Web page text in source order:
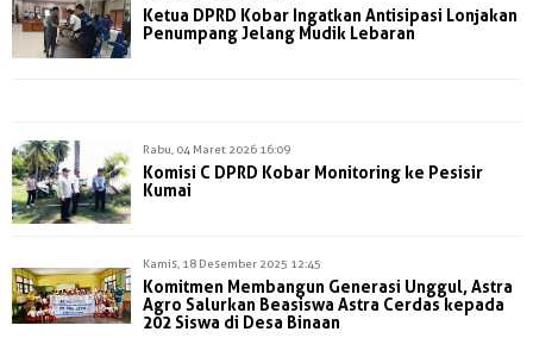
Ketua DPRD Kobar Ingatkan Antisipasi Lonjakan
Penumpang Jelang Mudik Lebaran
Rabu, 04 Maret 2026 16:09
Komisi C DPRD Kobar Monitoring ke Pesisir
Kumai
Kamis, 18 Desember 2025 12:45
Komitmen Membangun Generasi Unggul, Astra
Agro Salurkan Beasiswa Astra Cerdas kepada
202 Siswa di Desa Binaan